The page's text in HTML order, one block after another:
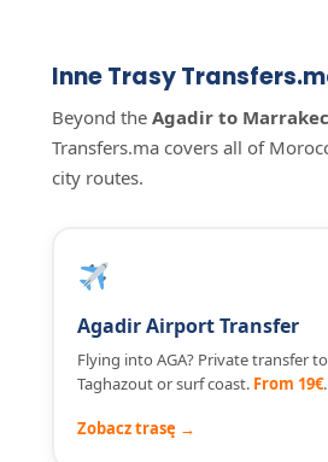
Inne Trasy
Beyond the Agadir to
Transfers.ma covers all of
city routes.
Agadir Airport Transfer
Flying into AGA? Private transfer
Taghazout or surf coast. From 19€.
Zobacz trasę →